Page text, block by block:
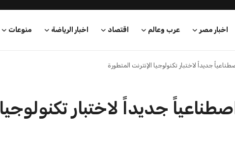
اخبار مصر عرب وعالم اقتصاد اخبار الرياضة منوعات
جديداً لاختبار تكنولوجيا الإنترنت المتطورة
جديداً لاختبار تكنولوجيا